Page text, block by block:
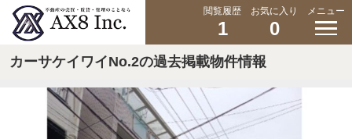
閲覧履歴
1
お気に入り
0
メニュー
カーサケイワイNo.2の過去掲載物件情報